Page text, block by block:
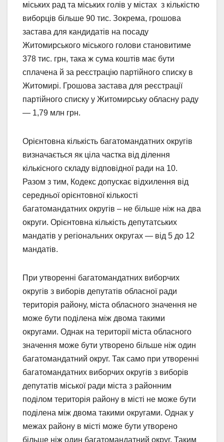
міських рад та міських голів у містах з кількістю
виборців більше 90 тис. Зокрема, грошова
застава для кандидатів на посаду
Житомирського міського голови становитиме
378 тис. грн, така ж сума коштів має бути
сплачена й за реєстрацію партійного списку в
Житомирі. Грошова застава для реєстрації
партійного списку у Житомирську обласну раду
— 1,79 млн грн.
Орієнтовна кількість багатомандатних округів
визначається як ціла частка від ділення
кількісного складу відповідної ради на 10.
Разом з тим, Кодекс допускає відхилення від
середньої орієнтовної кількості
багатомандатних округів – не більше ніж на два
округи. Орієнтовна кількість депутатських
мандатів у регіональних округах — від 5 до 12
мандатів.
При утворенні багатомандатних виборчих
округів з виборів депутатів обласної ради
територія району, міста обласного значення не
може бути поділена між двома такими
округами. Однак на території міста обласного
значення може бути утворено більше ніж один
багатомандатний округ. Так само при утворенні
багатомандатних виборчих округів з виборів
депутатів міської ради міста з районним
поділом територія району в місті не може бути
поділена між двома такими округами. Однак у
межах району в місті може бути утворено
більше ніж один багатомандатний округ. Таким